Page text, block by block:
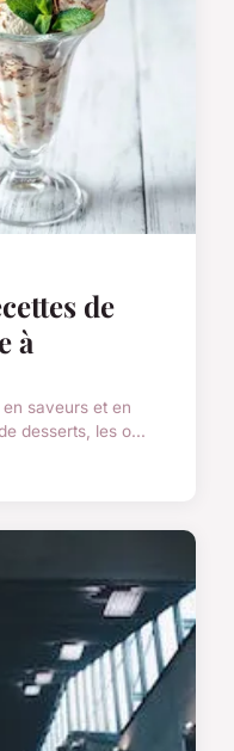
de
à
saveurs et en
desserts, les o...